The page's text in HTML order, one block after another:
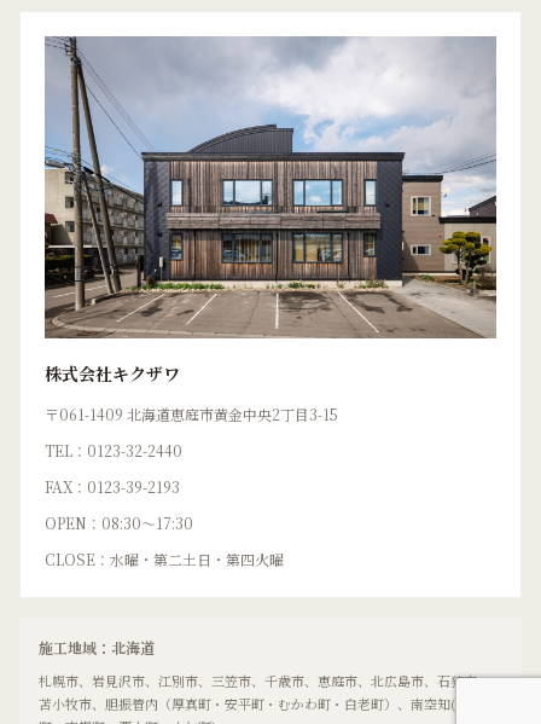
株式会社キクザワ
〒061-1409 北海道恵庭市黄金中央2丁目3-15
TEL：0123-32-2440
FAX：0123-39-2193
OPEN：08:30〜17:30
CLOSE：水曜・第二土日・第四火曜
施工地域：北海道
札幌市、岩見沢市、江別市、三笠市、千歳市、恵庭市、北広島市、石狩市、
苫小牧市、胆振管内（厚真町・安平町・むかわ町・白老町）、南空知(長沼